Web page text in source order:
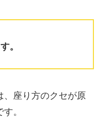
。
、座り方のクセが原
。